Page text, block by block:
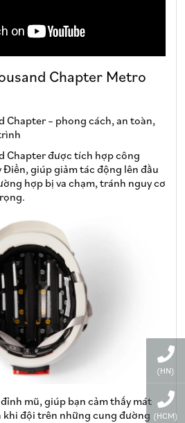
Chapter Metro
Chapter – phong cách, an toàn,
Chapter được tích hợp công
Điển, giúp giảm tác động lên đầu
hợp bị va chạm, tránh nguy cơ
mũ, giúp bạn cảm thấy mát
khi đội trên những cung đường
(HN)
(HCM)